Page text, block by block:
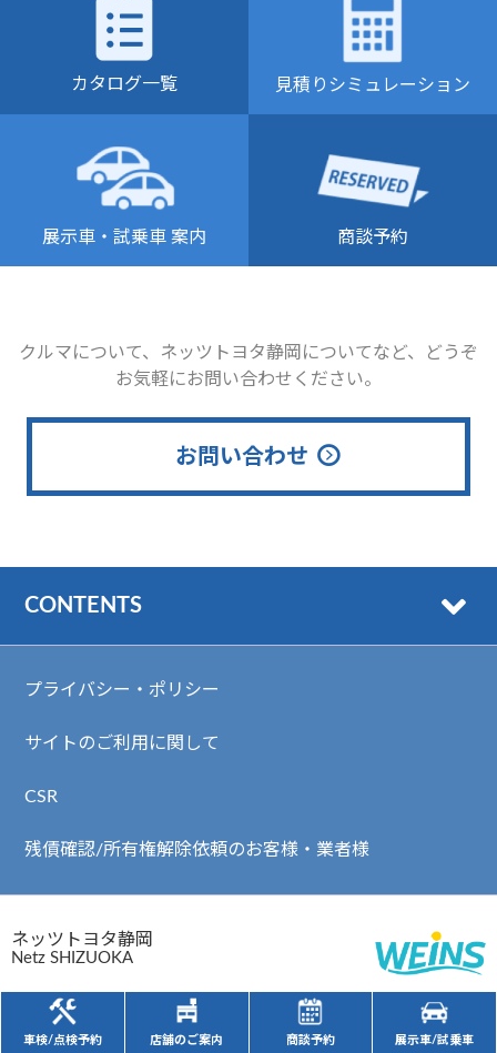
車検/点検予約 店舗のご案内 商談予約 展示車/試乗車
カタログ一覧 見積りシミュレーション
展示車・試乗車 案内 商談予約
クルマについて、ネッツトヨタ静岡についてなど、どうぞ
お気軽にお問い合わせください。
お問い合わせ
CONTENTS
プライバシー・ポリシー
サイトのご利用に関して
CSR
残債確認/所有権解除依頼のお客様・業者様
ネッツトヨタ静岡
Netz SHIZUOKA
静岡県公安委員会 古物許可番号 第491070161301号
Copyright (c) ネッツトヨタ静岡. All Rights Reserved.